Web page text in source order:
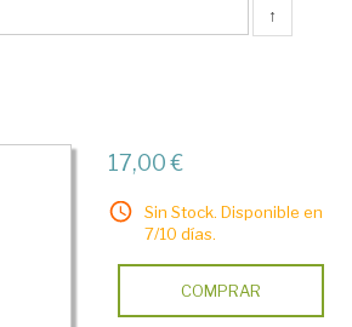
↑
17,00 €
Sin Stock. Disponible en
7/10 días.
COMPRAR